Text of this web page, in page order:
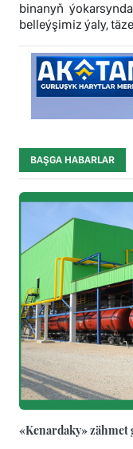
binanyň
belleýşimiz ýaly,
BAŞGA HABARLAR
«Kenardaky» zähmet